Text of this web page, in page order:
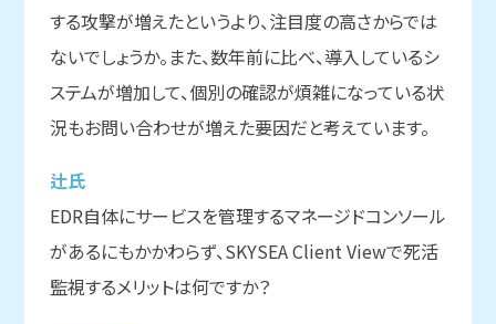
する攻撃が増えたというより、注目度の高さからでは
ないでしょうか。また、数年前に比べ、導入しているシ
ステムが増加して、個別の確認が煩雑になっている状
況もお問い合わせが増えた要因だと考えています。
辻氏
EDR自体にサービスを管理するマネージドコンソール
があるにもかかわらず、SKYSEA Client Viewで死活
監視するメリットは何ですか？